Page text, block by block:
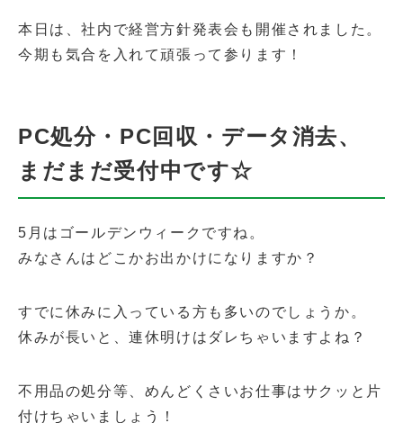
本日は、社内で経営方針発表会も開催されました。
今期も気合を入れて頑張って参ります！
PC処分・PC回収・データ消去、
まだまだ受付中です☆
5月はゴールデンウィークですね。
みなさんはどこかお出かけになりますか？
すでに休みに入っている方も多いのでしょうか。
休みが長いと、連休明けはダレちゃいますよね？
不用品の処分等、めんどくさいお仕事はサクッと片
付けちゃいましょう！